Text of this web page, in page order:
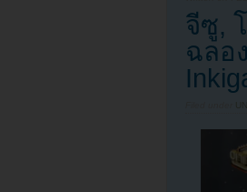
จีซู,
ฉลอ